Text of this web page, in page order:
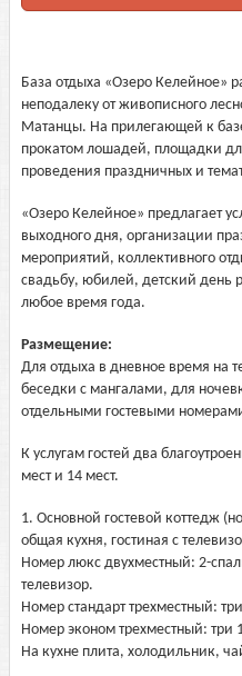
База отдыха «Озеро Келейное»
неподалеку от живописного
Матанцы. На прилегающей к
прокатом лошадей, площадки
проведения праздничных и
«Озеро Келейное» предлагает
выходного дня, организации
мероприятий, коллективного
свадьбу, юбилей, детский день
любое время года.
Размещение:
Для отдыха в дневное время на
беседки с мангалами, для
отдельными гостевыми
К услугам гостей два
мест и 14 мест.
1. Основной гостевой коттедж
общая кухня, гостиная с
Номер люкс двухместный: 2-
телевизор.
Номер стандарт трехместный:
Номер эконом трехместный: три
На кухне плита, холодильник,